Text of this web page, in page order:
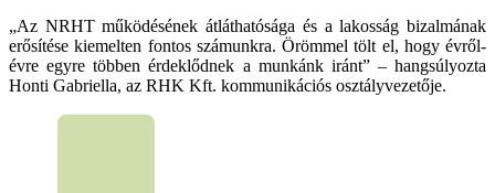
„Az NRHT működésének átláthatósága és a lakosság bizalmának
erősítése kiemelten fontos számunkra. Örömmel tölt el, hogy évről-
évre egyre többen érdeklődnek a munkánk iránt” – hangsúlyozta
Honti Gabriella, az RHK Kft. kommunikációs osztályvezetője.